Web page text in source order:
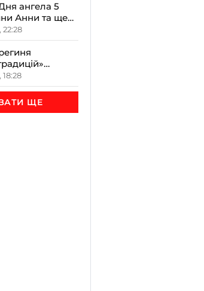
ангела 5
Анни та ще
вітати і що не
цього дня
ЩЕ